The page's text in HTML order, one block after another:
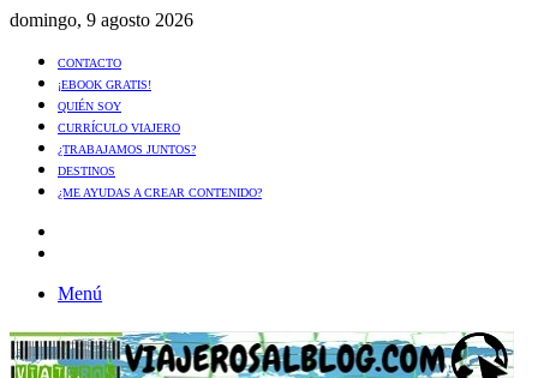
domingo, 9 agosto 2026
CONTACTO
¡EBOOK GRATIS!
QUIÉN SOY
CURRÍCULO VIAJERO
¿TRABAJAMOS JUNTOS?
DESTINOS
¿ME AYUDAS A CREAR CONTENIDO?
Menú